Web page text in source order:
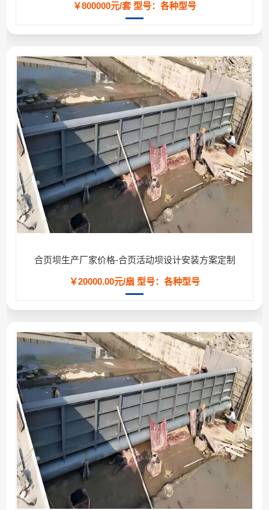
￥800000元/套型号：各种型号
合页坝生产厂家价格-合页活动坝设计安装方案定制
￥20000.00元/扇 型号：各种型号